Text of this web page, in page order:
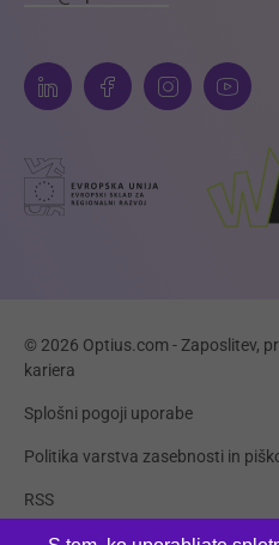
© 2026 Optius.com - Zaposlitev,
kariera
Splošni pogoji uporabe
Politika varstva zasebnosti in
RSS